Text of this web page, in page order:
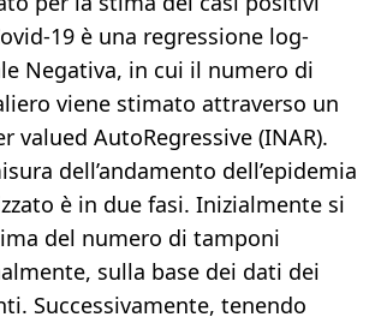
19 è una regressione log-
Negativa, in cui il numero di
viene stimato attraverso un
valued AutoRegressive (INAR).
dell’andamento dell’epidemia
è in due fasi. Inizialmente si
del numero di tamponi
sulla base dei dati dei
Successivamente, tenendo